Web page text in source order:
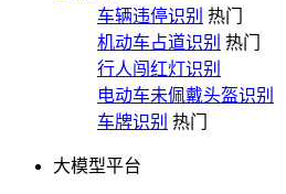
车辆违停识别 热门
机动车占道识别 热门
行人闯红灯识别
电动车未佩戴头盔识别
车牌识别 热门
大模型平台